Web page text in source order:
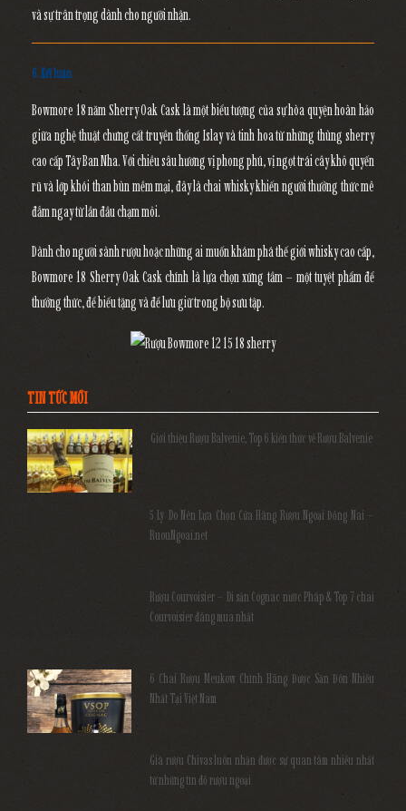
và sự trân trọng dành cho người nhận.
6. Kết luận
Bowmore 18 năm Sherry Oak Casklà một biểu tượng của sự hòa quyện hoàn hảo
giữa nghệ thuật chưng cất truyền thống Islay và tinh hoa từ những thùng sherry
cao cấp Tây Ban Nha. Với chiều sâu hương vị phong phú, vị ngọt trái cây khô quyến
rũ và lớp khói than bùn mềm mại, đây là chai whisky khiến người thưởng thức mê
đắm ngay từ lần đầu chạm môi.
Dành cho người sành rượu hoặc những ai muốn khám phá thế giới whisky cao cấp,
Bowmore 18 Sherry Oak Cask chính là lựa chọn xứng tầm – một tuyệt phẩm để
thưởng thức, để biếu tặng và để lưu giữ trong bộ sưu tập.
TIN TỨC MỚI
Giới thiệu Rượu Balvenie, Top 6 kiến thức về Rượu Balvenie
5 Lý Do Nên Lựa Chọn Cửa Hàng Rượu Ngoại Đồng Nai –
RuouNgoai.net
Rượu Courvoisier – Di sản Cognac nước Pháp & Top 7 chai
Courvoisier đáng mua nhất
6 Chai Rượu Meukow Chính Hãng Được Săn Đón Nhiều
Nhất Tại Việt Nam
Giá rượu Chivas luôn nhận được sự quan tâm nhiều nhất
từ những tín đồ rượu ngoại